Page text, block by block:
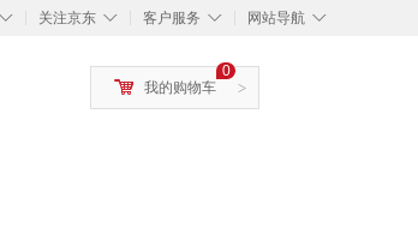
◇ ◇
关注京东 ◇
客户服务 ◇
网站导航
>
0
我的购物车